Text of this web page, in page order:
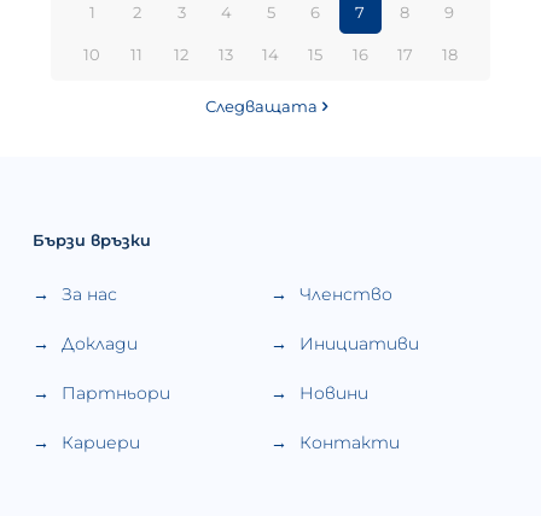
1 2 3 4 5 6 7 8 9
10 11 12 13 14 15 16 17 18
Следващата
Бързи връзки
За нас Членство
Доклади Инициативи
Партньори Новини
Кариери Контакти